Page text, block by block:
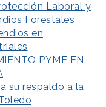
Laboral y
Forestales
en
PYME EN
su respaldo a la